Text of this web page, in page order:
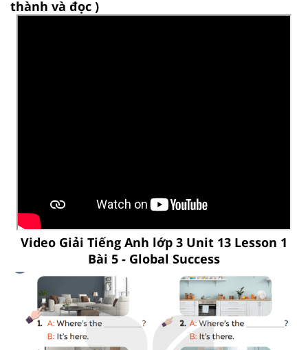
thành và đọc )
Video Giải Tiếng Anh lớp 3 Unit 13 Lesson 1
Bài 5 - Global Success